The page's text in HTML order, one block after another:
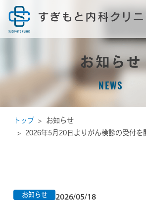
お知らせ
NEWS
トップ
お知らせ
2026年5月20日よりがん検診の受付を
お知らせ 2026/05/18